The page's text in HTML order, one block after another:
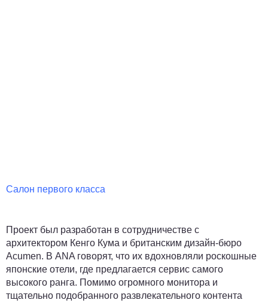
Салон первого класса
Проект был разработан в сотрудничестве с
архитектором Кенго Кума и британским дизайн-бюро
Acumen. В ANA говорят, что их вдохновляли роскошные
японские отели, где предлагается сервис самого
высокого ранга. Помимо огромного монитора и
тщательно подобранного развлекательного контента